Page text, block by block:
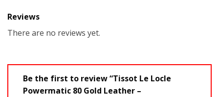
Reviews
There are no reviews yet.
Be the first to review “Tissot Le Locle
Powermatic 80 Gold Leather –